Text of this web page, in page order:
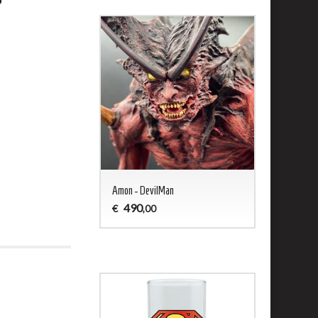
Amon - DevilMan
€ 490,00